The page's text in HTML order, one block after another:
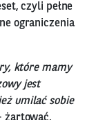
czyli pełne
ograniczenia
które mamy
jest
umilać sobie